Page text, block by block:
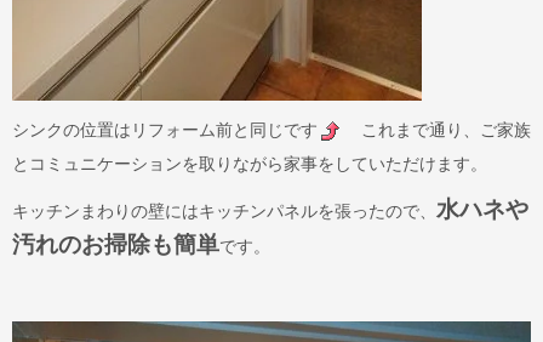
シンクの位置はリフォーム前と同じです
これまで通り、ご家族
とコミュニケーションを取りながら家事をしていただけます。
キッチンまわりの壁にはキッチンパネルを張ったので、 水ハネや
汚れのお掃除も簡単です。